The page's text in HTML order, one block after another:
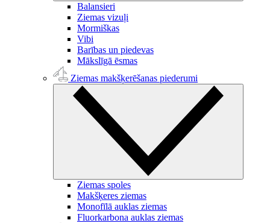
Balansieri
Ziemas vizuļi
Mormiškas
Vibi
Barības un piedevas
Mākslīgā ēsmas
Ziemas makšķerēšanas piederumi
Ziemas spoles
Makšķeres ziemas
Monofīlā auklas ziemas
Fluorkarbona auklas ziemas